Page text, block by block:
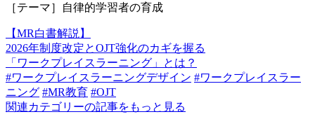
［テーマ］自律的学習者の育成
【MR白書解説】
2026年制度改定とOJT強化のカギを握る
「ワークプレイスラーニング」とは？
#ワークプレイスラーニングデザイン #ワークプレイスラー
ニング #MR教育 #OJT
関連カテゴリーの記事をもっと見る